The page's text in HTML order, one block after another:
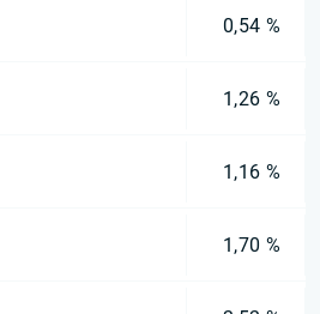
0,54 %
1,26 %
1,16 %
1,70 %